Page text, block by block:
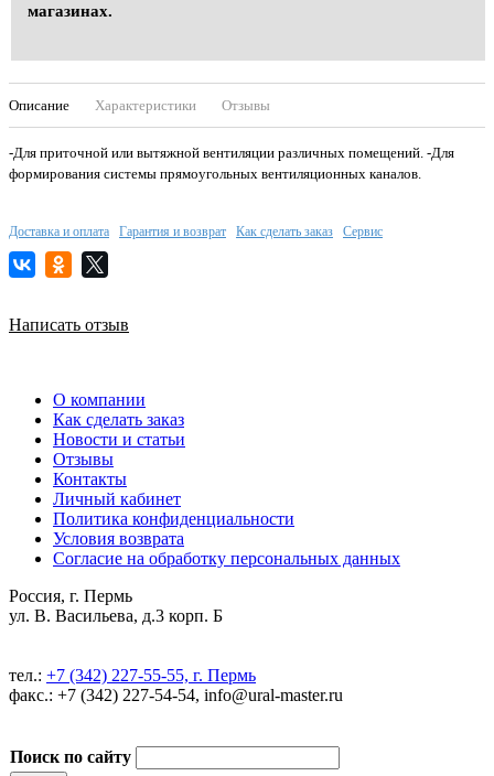
магазинах.
Описание Характеристики Отзывы
-Для приточной или вытяжной вентиляции различных помещений. -Для
формирования cистемы прямоугольных вентиляционных каналов.
Доставка и оплата Гарантия и возврат Как сделать заказ Сервис
Написать отзыв
О компании
Как сделать заказ
Новости и статьи
Отзывы
Контакты
Личный кабинет
Политика конфиденциальности
Условия возврата
Согласие на обработку персональных данных
Россия, г. Пермь
ул. В. Васильева, д.3 корп. Б
тел.: +7 (342) 227-55-55, г. Пермь
факс.: +7 (342) 227-54-54, info@ural-master.ru
Поиск по сайту